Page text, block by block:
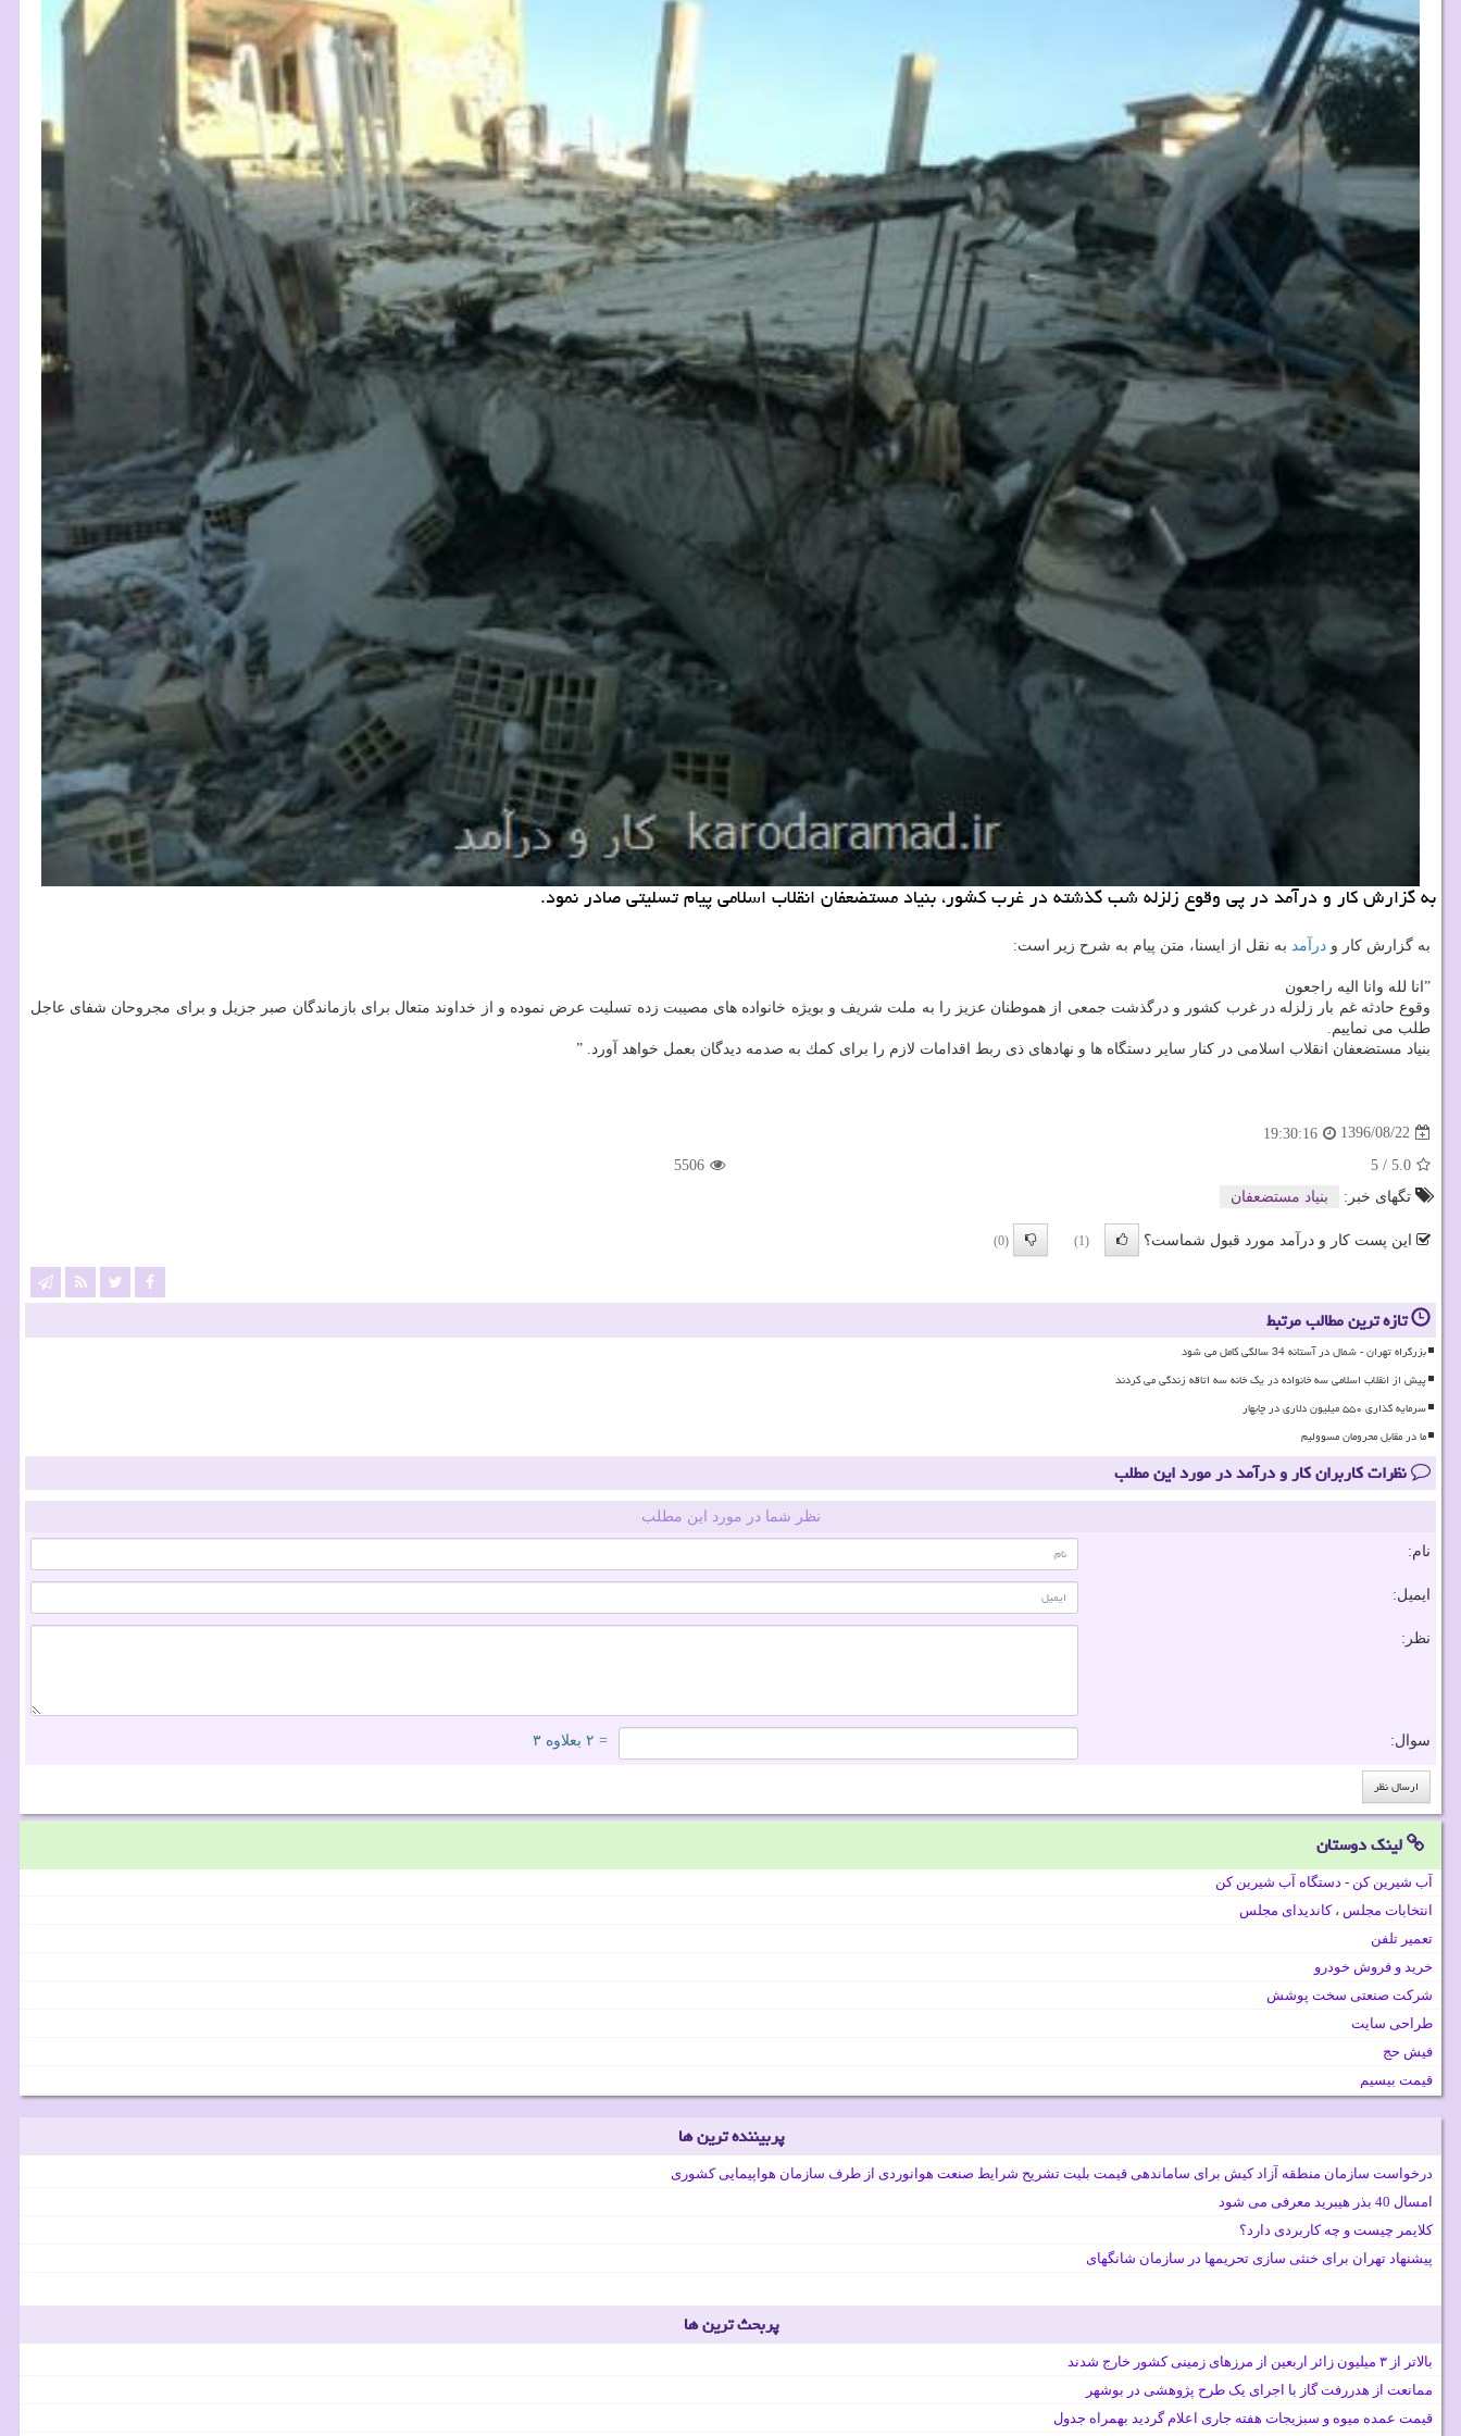
به گزارش كار و درآمد در پی وقوع زلزله شب گذشته در غرب كشور، بنیاد مستضعفان انقلاب اسلامی پیام تسلیتی صادر نمود.
به گزارش كار و درآمد به نقل از ایسنا، متن پیام به شرح زیر است:
ˮانا لله وانا الیه راجعون
وقوع حادثه غم بار زلزله در غرب كشور و درگذشت جمعی از هموطنان عزیز را به ملت شریف و بویژه خانواده های مصیبت زده تسلیت عرض نموده و از خداوند متعال برای بازماندگان صبر جزیل و برای مجروحان شفای عاجل
طلب می نماییم.
بنیاد مستضعفان انقلاب اسلامی در كنار سایر دستگاه ها و نهادهای ذی ربط اقدامات لازم را برای كمك به صدمه دیدگان بعمل خواهد آورد. ˮ
1396/08/22
19:30:16
5.0
/
5
5506
تگهای خبر:
بنیاد مستضعفان
این پست کار و درآمد مورد قبول شماست؟ (1)
(0)
تازه ترین مطالب مرتبط
بزرگراه تهران - شمال در آستانه 34 سالگی کامل می شود
پیش از انقلاب اسلامی سه خانواده در یک خانه سه اتاقه زندگی می کردند
سرمایه گذاری ۵۵۰ میلیون دلاری در چابهار
ما در مقابل محرومان مسوولیم
نظرات کاربران کار و درآمد در مورد این مطلب
نظر شما در مورد این مطلب
نام:
ایمیل:
نظر:
سوال: = ۲ بعلاوه ۳
لینک دوستان
آب شیرین کن - دستگاه آب شیرین کن
انتخابات مجلس ، کاندیدای مجلس
تعمیر تلفن
خرید و فروش خودرو
شرکت صنعتی سخت پوشش
طراحی سایت
فیش حج
قیمت بیسیم
پربیننده ترین ها
درخواست سازمان منطقه آزاد کیش برای ساماندهی قیمت بلیت تشریح شرایط صنعت هوانوردی از طرف سازمان هواپیمایی کشوری
امسال 40 بذر هیبرید معرفی می شود
کلایمر چیست و چه کاربردی دارد؟
پیشنهاد تهران برای خنثی سازی تحریمها در سازمان شانگهای
پربحث ترین ها
بالاتر از ۳ میلیون زائر اربعین از مرزهای زمینی کشور خارج شدند
ممانعت از هدررفت گاز با اجرای یک طرح پژوهشی در بوشهر
قیمت عمده میوه و سبزیجات هفته جاری اعلام گردید بهمراه جدول